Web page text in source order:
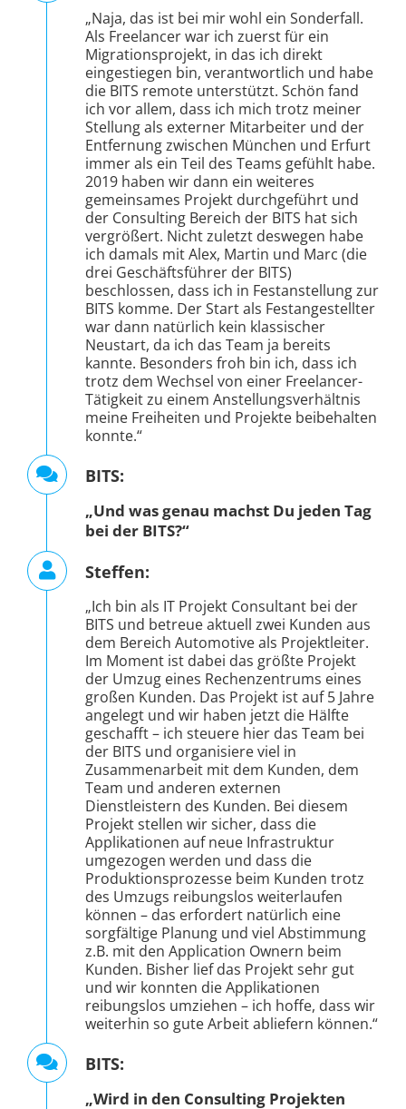
„Naja, das ist bei mir wohl ein Sonderfall.
Als Freelancer war ich zuerst für ein
Migrationsprojekt, in das ich direkt
eingestiegen bin, verantwortlich und habe
die BITS remote unterstützt. Schön fand
ich vor allem, dass ich mich trotz meiner
Stellung als externer Mitarbeiter und der
Entfernung zwischen München und Erfurt
immer als ein Teil des Teams gefühlt habe.
2019 haben wir dann ein weiteres
gemeinsames Projekt durchgeführt und
der Consulting Bereich der BITS hat sich
vergrößert. Nicht zuletzt deswegen habe
ich damals mit Alex, Martin und Marc (die
drei Geschäftsführer der BITS)
beschlossen, dass ich in Festanstellung zur
BITS komme. Der Start als Festangestellter
war dann natürlich kein klassischer
Neustart, da ich das Team ja bereits
kannte. Besonders froh bin ich, dass ich
trotz dem Wechsel von einer Freelancer-
Tätigkeit zu einem Anstellungsverhältnis
meine Freiheiten und Projekte beibehalten
konnte.“
BITS:
„Und was genau machst Du jeden Tag
bei der BITS?“
Steffen:
„Ich bin als IT Projekt Consultant bei der
BITS und betreue aktuell zwei Kunden aus
dem Bereich Automotive als Projektleiter.
Im Moment ist dabei das größte Projekt
der Umzug eines Rechenzentrums eines
großen Kunden. Das Projekt ist auf 5 Jahre
angelegt und wir haben jetzt die Hälfte
geschafft – ich steuere hier das Team bei
der BITS und organisiere viel in
Zusammenarbeit mit dem Kunden, dem
Team und anderen externen
Dienstleistern des Kunden. Bei diesem
Projekt stellen wir sicher, dass die
Applikationen auf neue Infrastruktur
umgezogen werden und dass die
Produktionsprozesse beim Kunden trotz
des Umzugs reibungslos weiterlaufen
können – das erfordert natürlich eine
sorgfältige Planung und viel Abstimmung
z.B. mit den Application Ownern beim
Kunden. Bisher lief das Projekt sehr gut
und wir konnten die Applikationen
reibungslos umziehen – ich hoffe, dass wir
weiterhin so gute Arbeit abliefern können.“
BITS:
„Wird in den Consulting Projekten